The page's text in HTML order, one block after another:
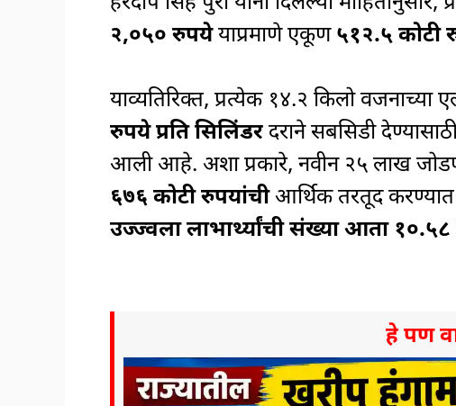
२,०५० रुपयेयाप्रमाणे एकूण५१२.५ कोटी
याव्यतिरिक्त, प्रत्येक १४.२ किलो वजनाच्या
रुपये प्रति सिलिंडरदराने सबसिडी
आली आहे. अशा प्रकारे, नवीन २५ लाख
६७६ कोटी रुपयांचीआर्थिक तरतूद
उज्ज्वला लाभार्थ्यांची संख्या आता १०.५८
हे पण